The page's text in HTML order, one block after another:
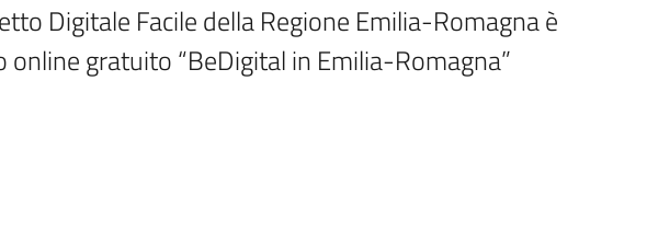
Digitale Facile della Regione Emilia-Romagna è
gratuito “BeDigital in Emilia-Romagna”